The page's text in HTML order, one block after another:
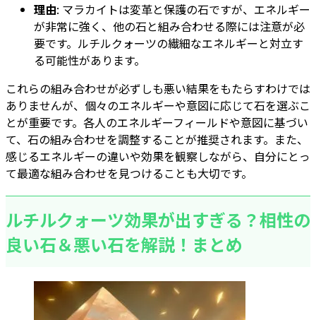
理由: マラカイトは変革と保護の石ですが、エネルギー
が非常に強く、他の石と組み合わせる際には注意が必
要です。ルチルクォーツの繊細なエネルギーと対立す
る可能性があります。
これらの組み合わせが必ずしも悪い結果をもたらすわけでは
ありませんが、個々のエネルギーや意図に応じて石を選ぶこ
とが重要です。各人のエネルギーフィールドや意図に基づい
て、石の組み合わせを調整することが推奨されます。また、
感じるエネルギーの違いや効果を観察しながら、自分にとっ
て最適な組み合わせを見つけることも大切です。
ルチルクォーツ効果が出すぎる？相性の
良い石＆悪い石を解説！まとめ